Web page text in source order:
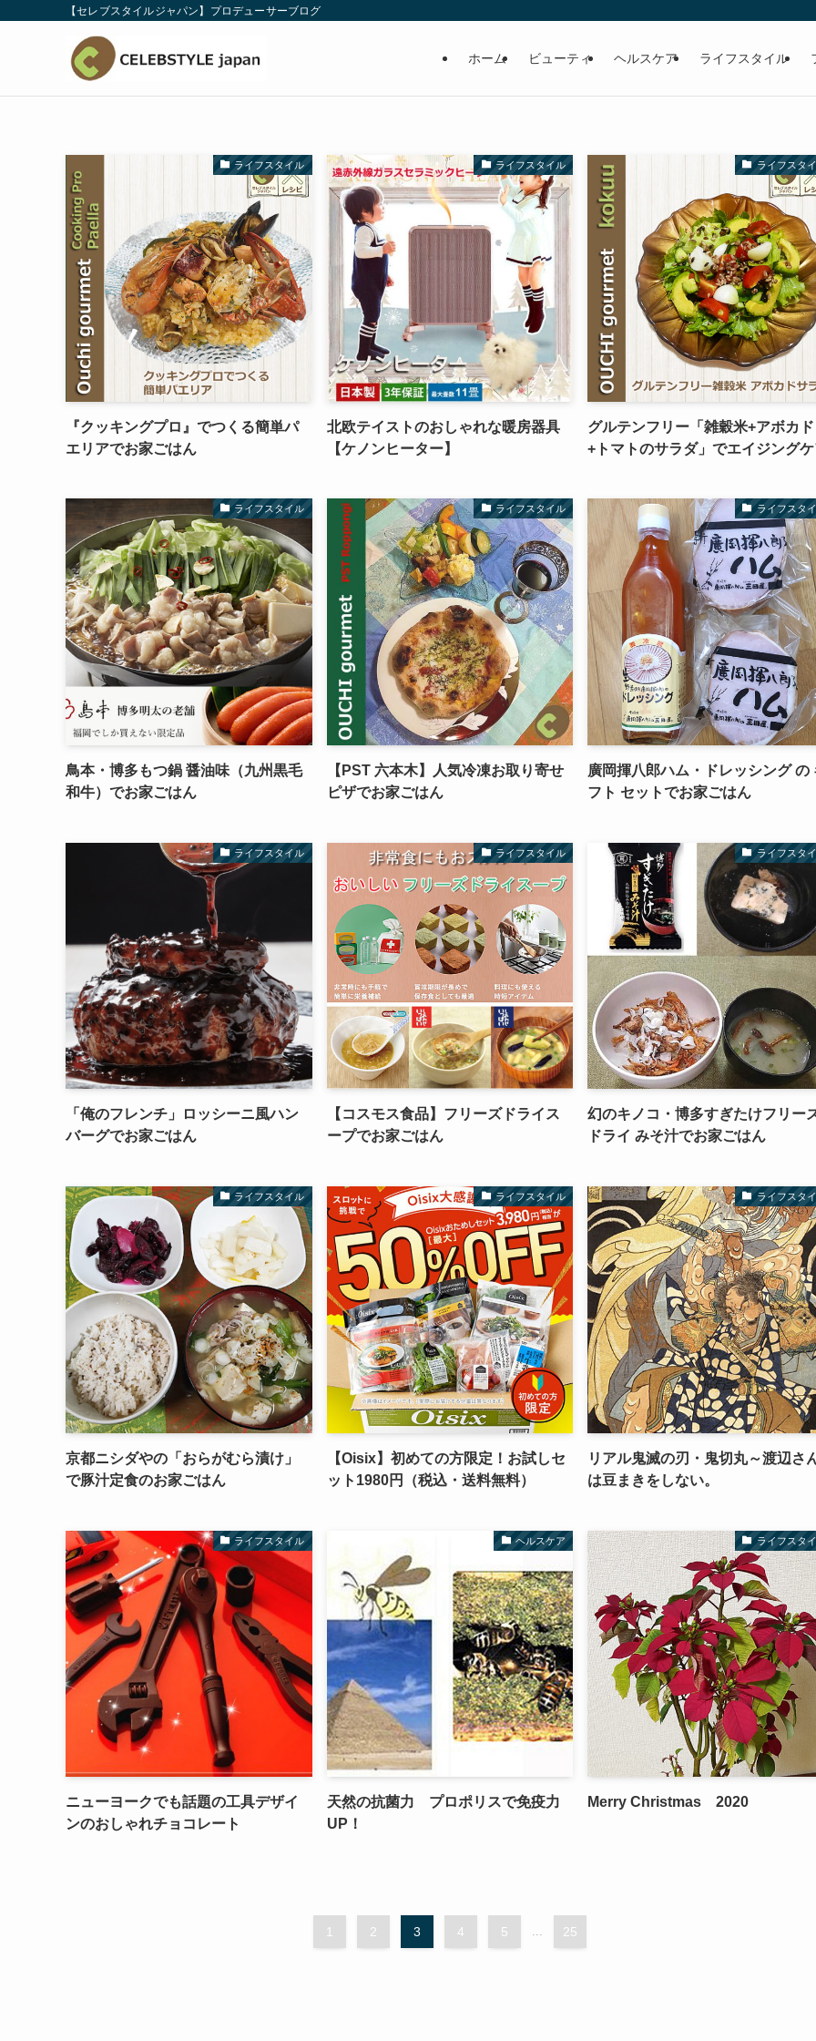
【セレブスタイルジャパン】プロデューサーブログ
ホーム ビューティ ヘルスケア ライフスタイル
ライフスタイル
『クッキングプロ』でつくる簡単パ
エリアでお家ごはん
ライフスタイル
北欧テイストのおしゃれな暖房器具
【ケノンヒーター】
ライフスタ
グルテンフリー「雑穀米+アボカド
+トマトのサラダ」でエイジング
ライフスタイル
鳥本・博多もつ鍋 醤油味（九州黒毛
和牛）でお家ごはん
ライフスタイル
【PST 六本木】人気冷凍お取り寄せ
ピザでお家ごはん
ライフスタ
廣岡揮八郎ハム・ドレッシング の
フト セットでお家ごはん
ライフスタイル
「俺のフレンチ」ロッシーニ風ハン
バーグでお家ごはん
ライフスタイル
【コスモス食品】フリーズドライス
ープでお家ごはん
ライフスタ
幻のキノコ・博多すぎたけフリー
ドライ みそ汁でお家ごはん
ライフスタイル
京都ニシダやの「おらがむら漬け」
で豚汁定食のお家ごはん
ライフスタイル
【Oisix】初めての方限定！お試しセ
ット1980円（税込・送料無料）
ライフスタ
リアル鬼滅の刃・鬼切丸～渡辺さ
は豆まきをしない。
ライフスタイル
ニューヨークでも話題の工具デザイ
ンのおしゃれチョコレート
ヘルスケア
天然の抗菌力 プロポリスで免疫力
UP！
ライフスタ
Merry Christmas 2020
1 2 3 4 5 ... 25